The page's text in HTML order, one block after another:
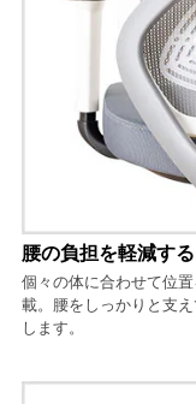
腰の負担を軽減す
個々の体に合わせて位
載。腰をしっかりと支
します。